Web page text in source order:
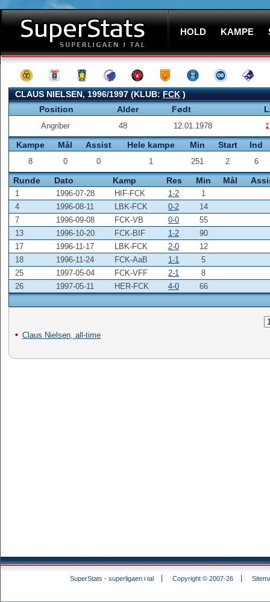
HOLD KAMPE
CLAUS NIELSEN, 1996/1997 (KLUB:FCK)
Position
Alder Født
Angriber 48 12.01.1978
Kampe Mål Assist Hele kampe Min Start Ind
8 0 0 1 251 2 6
Runde Dato Kamp Res Min Mål
1 1996-07-28 HIF-FCK 1-2
1
4
1996-08-11 LBK-FCK 0-2
14
7
1996-09-08 FCK-VB 0-0
55
13
1996-10-20 FCK-BIF 1-2
90
17
1996-11-17 LBK-FCK 2-0
12
18
1996-11-24 FCK-AaB 1-1
5
25
1997-05-04 FCK-VFF 2-1
8
26
1997-05-11 HER-FCK 4-0 66
Claus Nielsen, all-time
SuperStats - superligaen i tal Copyright © 2007-26